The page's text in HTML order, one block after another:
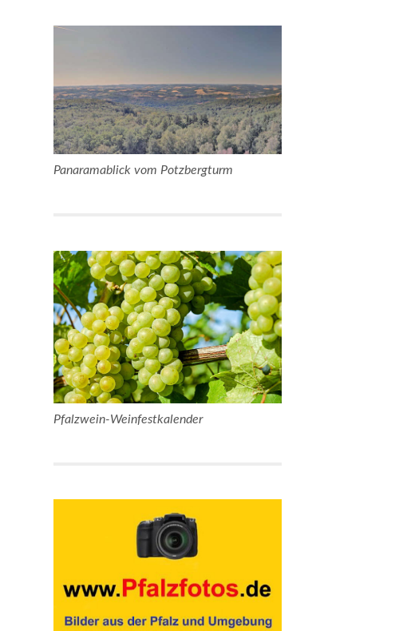
Panaramablick vom Potzbergturm
Pfalzwein-Weinfestkalender